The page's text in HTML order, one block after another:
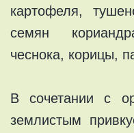
картофеля,
семян
чеснока, корицы,
В сочетании с
землистым